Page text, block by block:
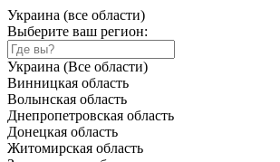
Украина (все области)
Выберите ваш регион:
Украина (Все области)
Винницкая область
Волынская область
Днепропетровская область
Донецкая область
Житомирская область